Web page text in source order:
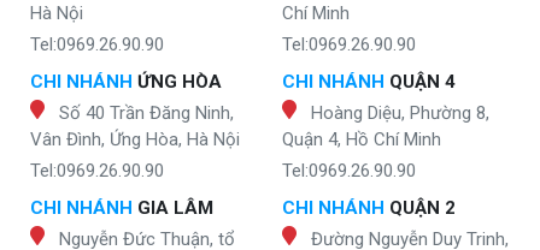
Hà Nội
Tel:0969.26.90.90
CHI NHÁNH ỨNG HÒA
Số 40 Trần Đăng Ninh,
Vân Đình, Ứng Hòa, Hà Nội
Tel:0969.26.90.90
CHI NHÁNH GIA LÂM
Nguyễn Đức Thuận, tổ
Chí Minh
Tel:0969.26.90.90
CHI NHÁNH QUẬN 4
Hoàng Diệu, Phường 8,
Quận 4, Hồ Chí Minh
Tel:0969.26.90.90
CHI NHÁNH QUẬN 2
Đường Nguyễn Duy Trinh,